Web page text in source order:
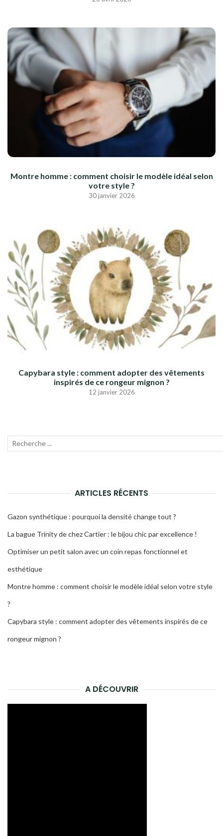
Montre homme : comment choisir le modèle idéal selon
votre style ?
30 janvier 2026
Capybara style : comment adopter des vêtements
inspirés de ce rongeur mignon ?
12 janvier 2026
Recherche
ARTICLES RÉCENTS
Gazon synthétique : pourquoi la densité change tout ?
La bague Trinity de chez Cartier : le bijou chic par excellence !
Optimiser un petit salon avec un coin repas fonctionnel et
esthétique
Montre homme : comment choisir le modèle idéal selon votre style
?
Capybara style : comment adopter des vêtements inspirés de ce
rongeur mignon ?
A DÉCOUVRIR